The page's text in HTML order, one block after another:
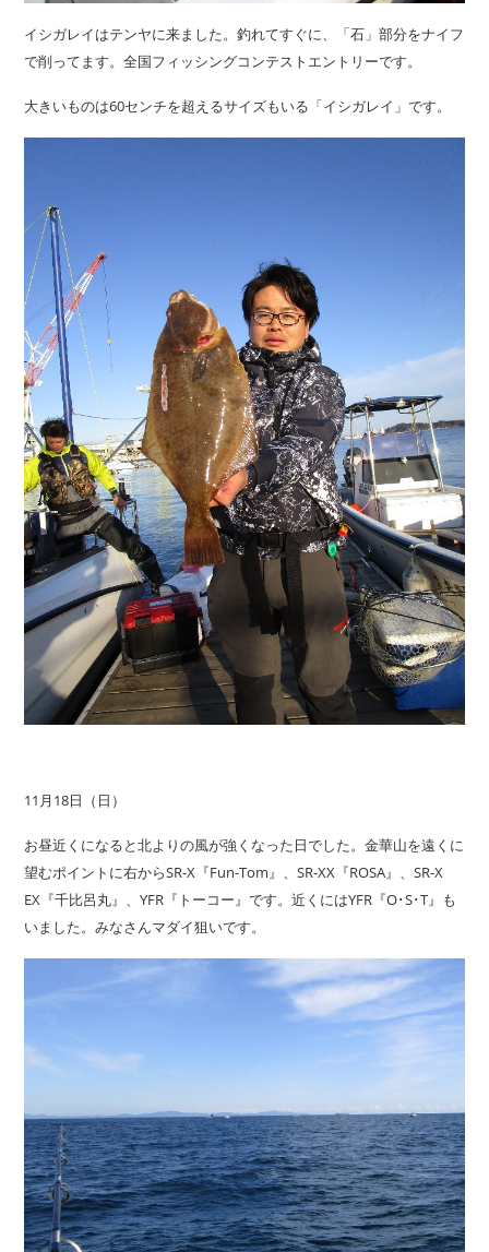
イシガレイはテンヤに来ました。釣れてすぐに、「石」部分をナイフ
で削ってます。全国フィッシングコンテストエントリーです。
大きいものは60センチを超えるサイズもいる「イシガレイ」です。
11月18日（日）
お昼近くになると北よりの風が強くなった日でした。金華山を遠くに
望むポイントに右からSR-X『Fun-Tom』、SR-XX『ROSA』、SR-X
EX『千比呂丸』、YFR『トーコー』です。近くにはYFR『O･S･T』も
いました。みなさんマダイ狙いです。